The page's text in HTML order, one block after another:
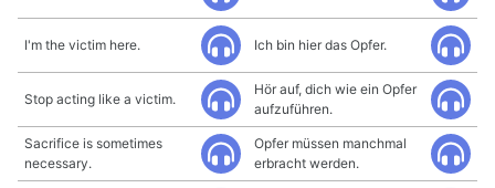
I'm the victim here. Ich bin hier das Opfer.
Stop acting like a victim.
Hör auf, dich wie ein Opfer
aufzuführen.
Sacrifice is sometimes
necessary.
Opfer müssen manchmal
erbracht werden.